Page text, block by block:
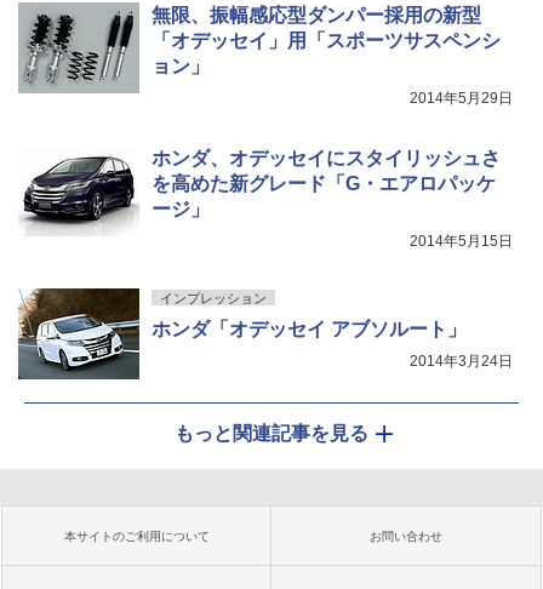
無限、振幅感応型ダンパー採用の新型
「オデッセイ」用「スポーツサスペンシ
ョン」
2014年5月29日
ホンダ、オデッセイにスタイリッシュさ
を高めた新グレード「G・エアロパッケ
ージ」
2014年5月15日
インプレッション
ホンダ「オデッセイ アブソルート」
2014年3月24日
もっと関連記事を見る
本サイトのご利用について お問い合わせ